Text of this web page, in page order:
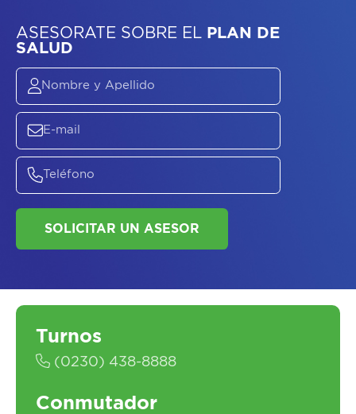
ASESORATE SOBREELPLAN DE
SALUD
Turnos
(0230) 438-8888
Conmutador